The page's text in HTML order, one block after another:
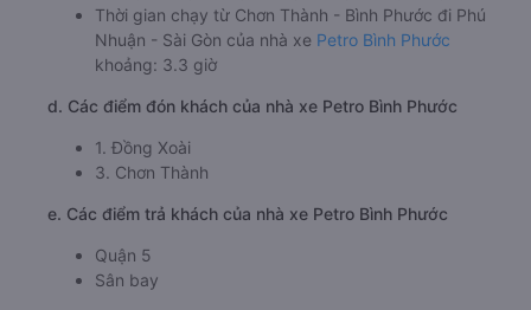
Thời gian chạy từ Chơn Thành - Bình Phước đi Phú
Nhuận - Sài Gòn của nhà xe Petro Bình Phước
khoảng: 3.3 giờ
d. Các điểm đón khách của nhà xe Petro Bình Phước
1. Đồng Xoài
3. Chơn Thành
e. Các điểm trả khách của nhà xe Petro Bình Phước
Quận 5
Sân bay